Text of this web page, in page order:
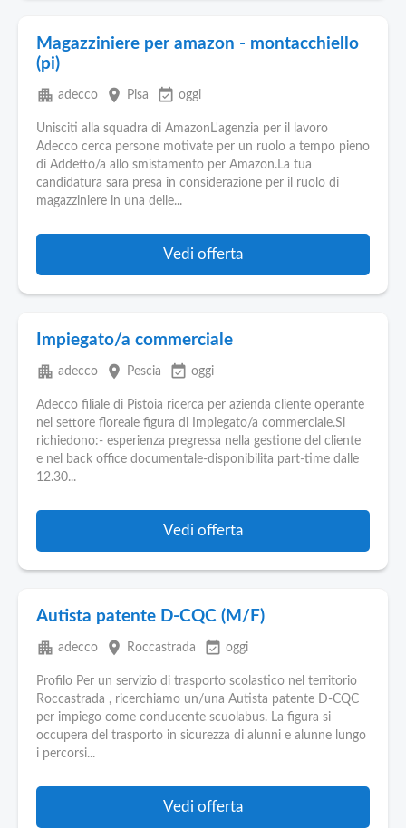
Magazziniere per amazon - montacchiello
(pi)
apartment adecco place Pisa event_available oggi
Unisciti alla squadra di AmazonL'agenzia per il lavoro
Adecco cerca persone motivate per un ruolo a tempo pieno
di Addetto/a allo smistamento per Amazon.La tua
candidatura sara presa in considerazione per il ruolo di
magazziniere in una delle...
Vedi offerta
Impiegato/a commerciale
apartment adecco place Pescia event_available oggi
Adecco filiale di Pistoia ricerca per azienda cliente operante
nel settore floreale figura di Impiegato/a commerciale.Si
richiedono:- esperienza pregressa nella gestione del cliente
e nel back office documentale-disponibilita part-time dalle
12.30...
Vedi offerta
Autista patente D-CQC (M/F)
apartment adecco place Roccastrada event_available oggi
Profilo Per un servizio di trasporto scolastico nel territorio
Roccastrada , ricerchiamo un/una Autista patente D-CQC
per impiego come conducente scuolabus. La figura si
occupera del trasporto in sicurezza di alunni e alunne lungo
i percorsi...
Vedi offerta